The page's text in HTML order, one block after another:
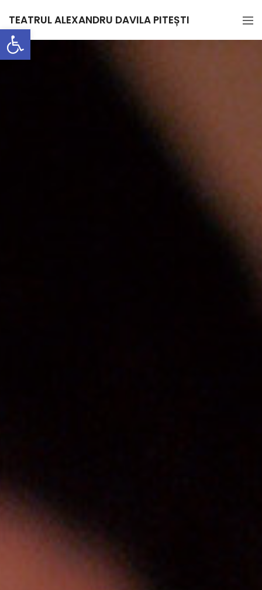
Deschide bara de unelte
TEATRUL ALEXANDRU DAVILA PITEȘTI